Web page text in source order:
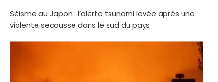
Séisme au Japon : l’alerte tsunami levée après une
violente secousse dans le sud du pays